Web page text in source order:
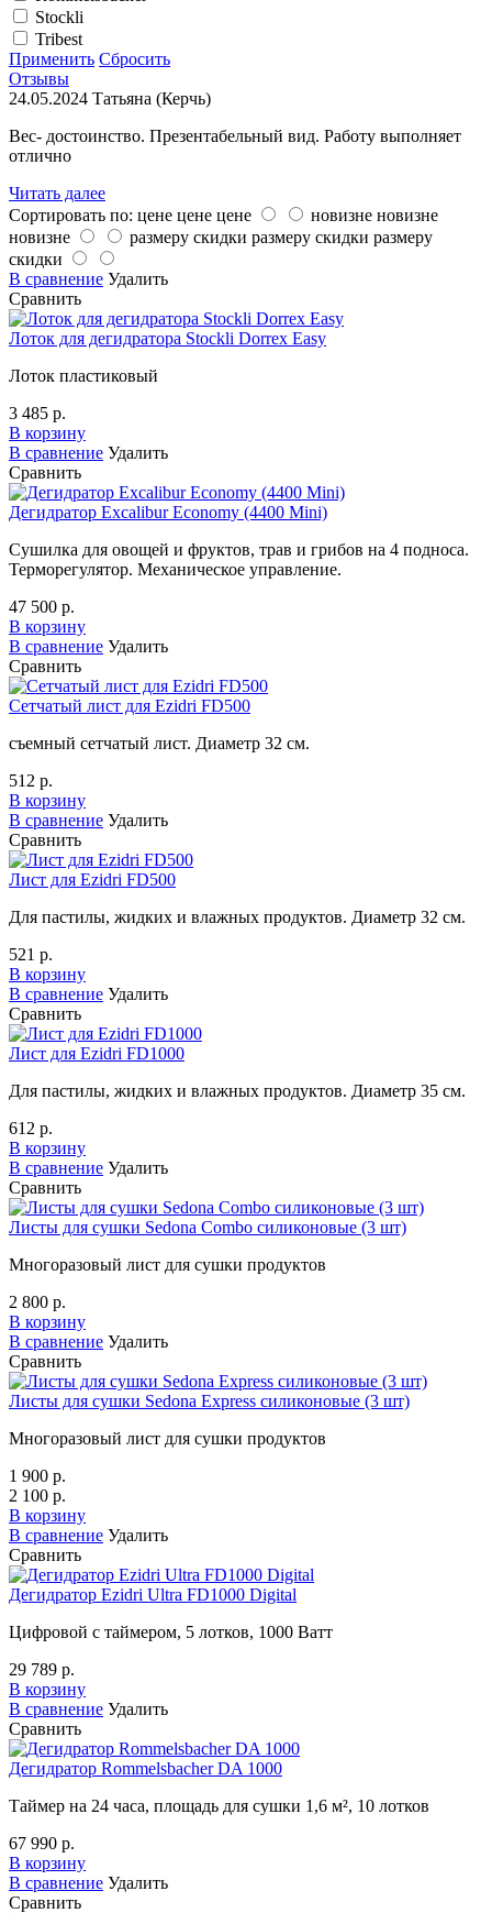
Stockli
Tribest
Применить Сбросить
Отзывы
24.05.2024 Татьяна (Керчь)
Вес- достоинство. Презентабельный вид. Работу выполняет
отлично
Читать далее
Сортировать по: цене цене цене новизне новизне
новизне
размеру скидки размеру скидки размеру
скидки
В сравнение Удалить
Сравнить
Лоток для дегидратора Stockli Dorrex Easy
Лоток пластиковый
3 485 р.
В корзину
В сравнение Удалить
Сравнить
Дегидратор Excalibur Economy (4400 Mini)
Сушилка для овощей и фруктов, трав и грибов на 4 подноса.
Терморегулятор. Механическое управление.
47 500 р.
В корзину
В сравнение Удалить
Сравнить
Сетчатый лист для Ezidri FD500
съемный сетчатый лист. Диаметр 32 см.
512 р.
В корзину
В сравнение Удалить
Сравнить
Лист для Ezidri FD500
Для пастилы, жидких и влажных продуктов. Диаметр 32 см.
521 р.
В корзину
В сравнение Удалить
Сравнить
Лист для Ezidri FD1000
Для пастилы, жидких и влажных продуктов. Диаметр 35 см.
612 р.
В корзину
В сравнение Удалить
Сравнить
Листы для сушки Sedona Combo силиконовые (3 шт)
Многоразовый лист для сушки продуктов
2 800 р.
В корзину
В сравнение Удалить
Сравнить
Листы для сушки Sedona Express силиконовые (3 шт)
Многоразовый лист для сушки продуктов
1 900 р.
2 100 р.
В корзину
В сравнение Удалить
Сравнить
Дегидратор Ezidri Ultra FD1000 Digital
Цифровой с таймером, 5 лотков, 1000 Ватт
29 789 р.
В корзину
В сравнение Удалить
Сравнить
Дегидратор Rommelsbacher DA 1000
Таймер на 24 часа, площадь для сушки 1,6 м², 10 лотков
67 990 р.
В корзину
В сравнение Удалить
Сравнить